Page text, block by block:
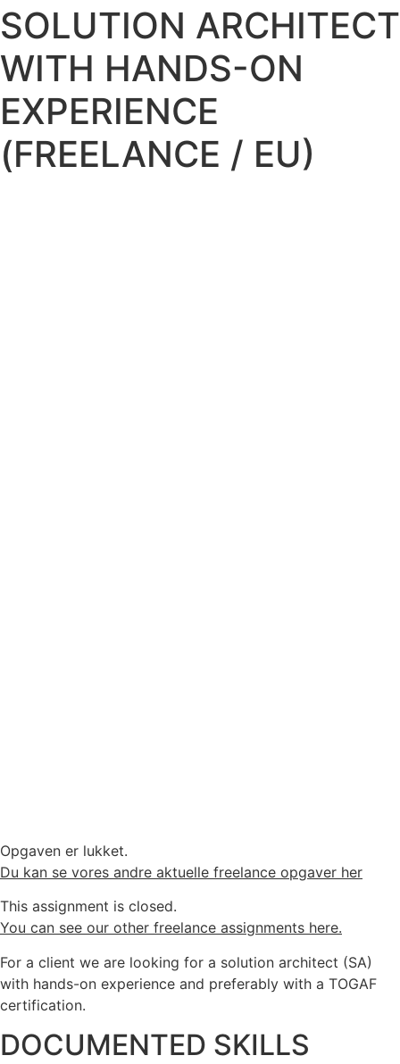
SOLUTION ARCHITECT
WITH HANDS-ON
EXPERIENCE
(FREELANCE / EU)
Opgaven er lukket.
Du kan se vores andre aktuelle freelance opgaver her
This assignment is closed.
You can see our other freelance assignments here.
For a client we are looking for a solution architect (SA)
with hands-on experience and preferably with a TOGAF
certification.
DOCUMENTED SKILLS